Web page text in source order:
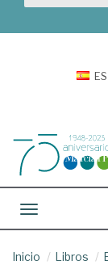
ES
Toggle
Inicio Libros